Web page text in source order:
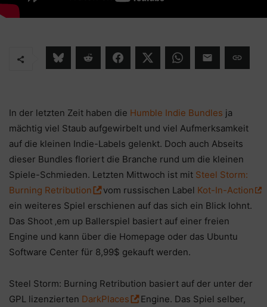
In der letzten Zeit haben die Humble Indie Bundles ja
mächtig viel Staub aufgewirbelt und viel Aufmerksamkeit
auf die kleinen Indie-Labels gelenkt. Doch auch Abseits
dieser Bundles floriert die Branche rund um die kleinen
Spiele-Schmieden. Letzten Mittwoch ist mit Steel Storm:
Burning Retribution
vom russischen Label Kot-In-Action
ein weiteres Spiel erschienen auf das sich ein Blick lohnt.
Das Shoot ‚em up Ballerspiel basiert auf einer freien
Engine und kann über die Homepage oder das Ubuntu
Software Center für 8,99$ gekauft werden.
Steel Storm: Burning Retribution basiert auf der unter der
GPL lizenzierten DarkPlaces
Engine. Das Spiel selber,